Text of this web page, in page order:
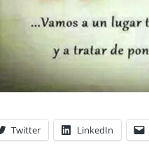
Twitter LinkedIn